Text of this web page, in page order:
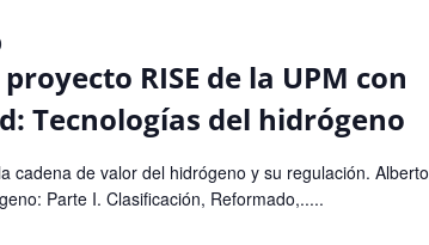
RISE de la UPM con
Tecnologías del hidrógeno
cadena de valor del hidrógeno y su regulación. Alberto
Parte I. Clasificación, Reformado,.....